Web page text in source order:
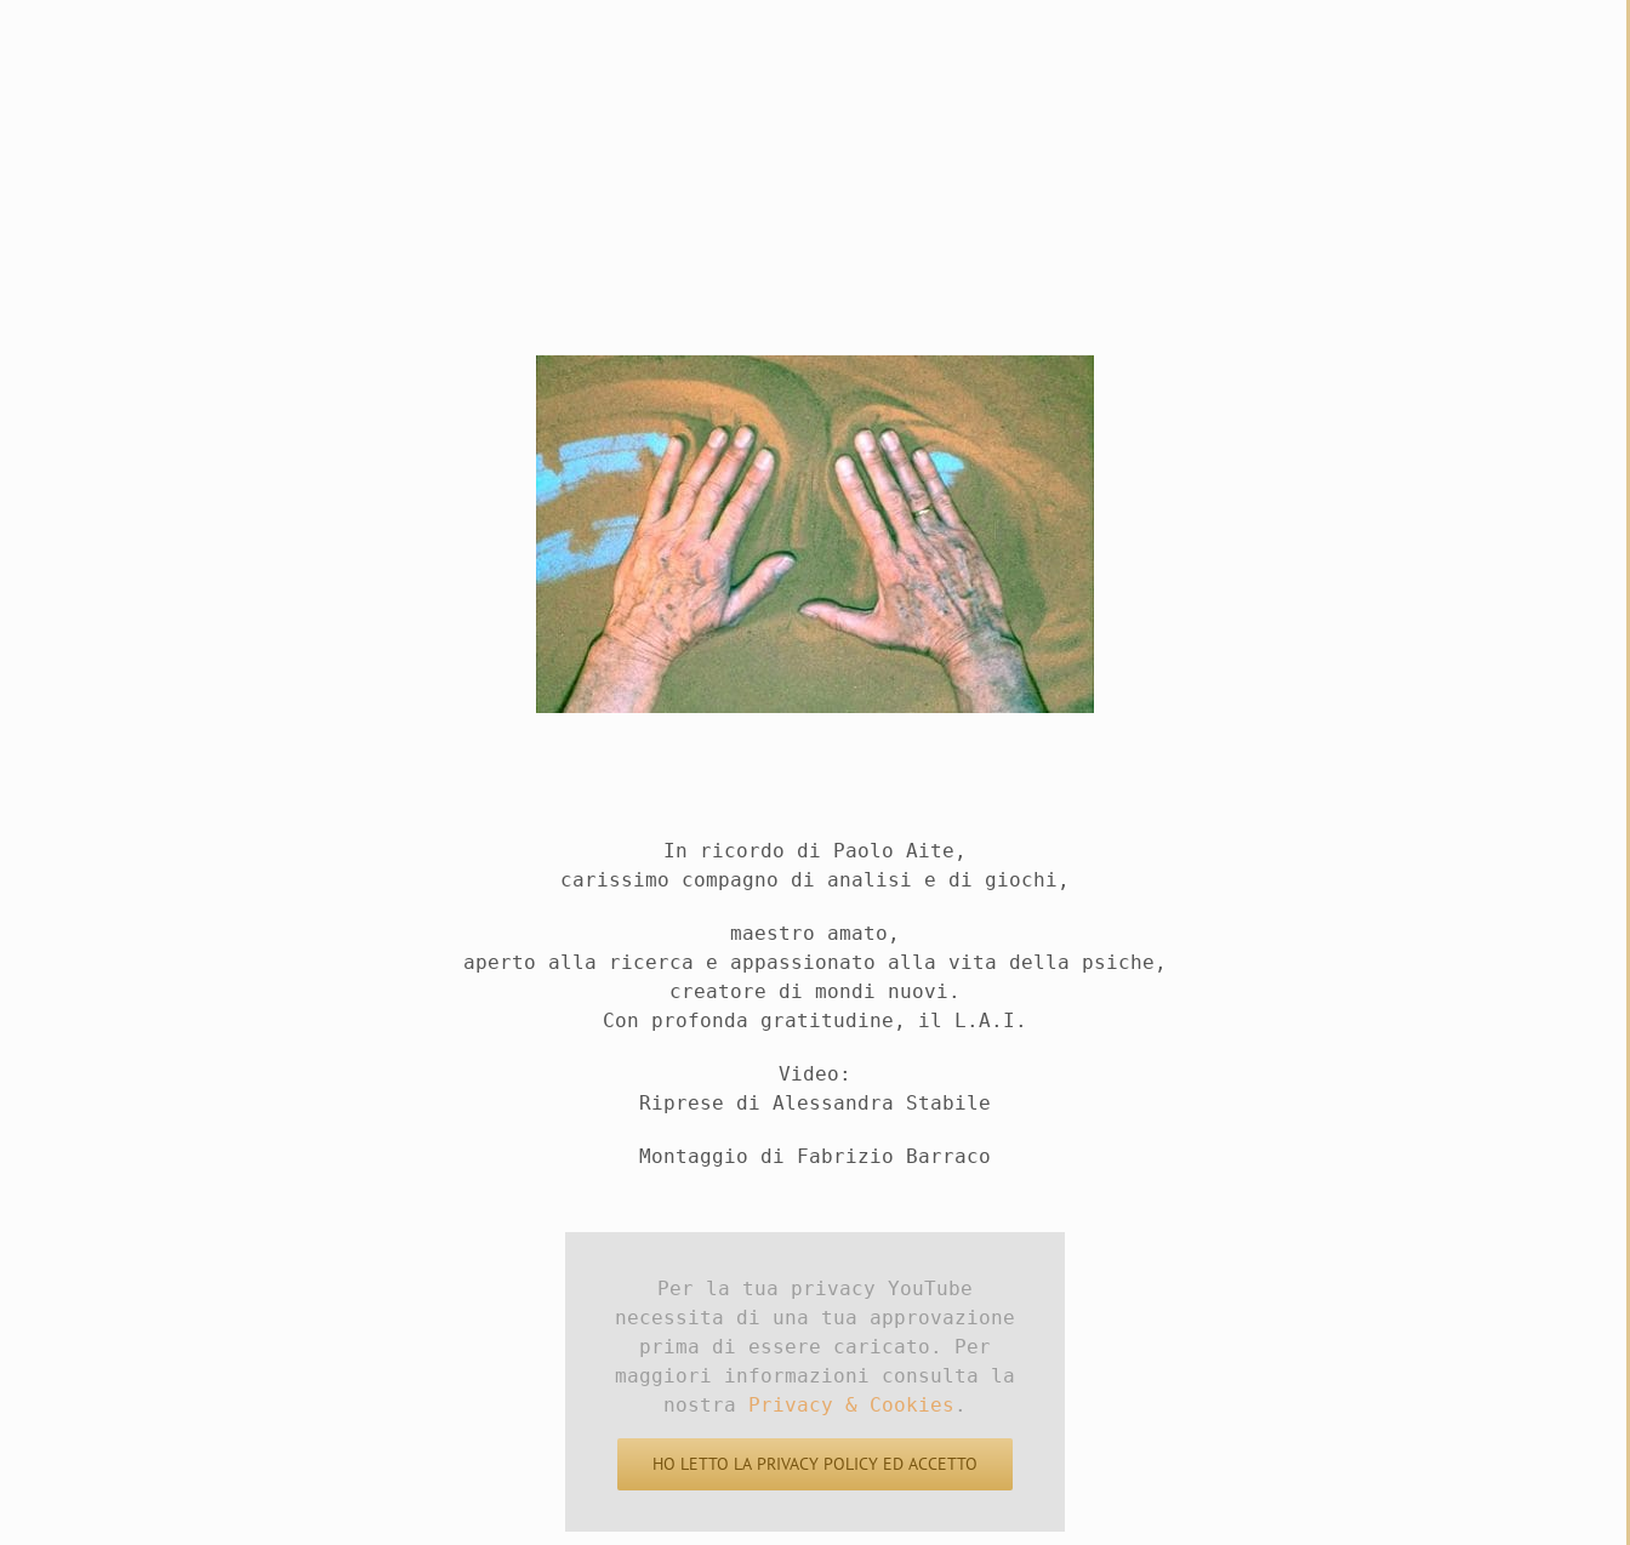
In ricordo di Paolo Aite,
carissimo compagno di analisi e di giochi,
maestro amato,
aperto alla ricerca e appassionato alla vita della psiche,
creatore di mondi nuovi.
Con profonda gratitudine, il L.A.I.
Video:
Riprese di Alessandra Stabile
Montaggio di Fabrizio Barraco
Per la tua privacy YouTube
necessita di una tua approvazione
prima di essere caricato. Per
maggiori informazioni consulta la
nostra Privacy & Cookies .
HO LETTO LA PRIVACY POLICY ED ACCETTO